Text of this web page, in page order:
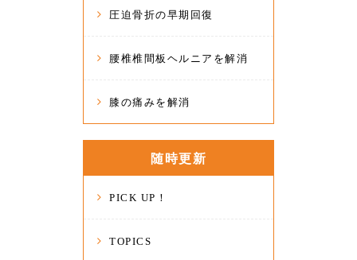
圧迫骨折の早期回復
腰椎椎間板ヘルニアを解消
膝の痛みを解消
随時更新
PICK UP！
TOPICS